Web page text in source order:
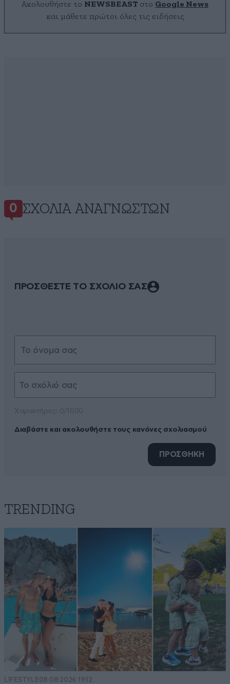
Ακολουθήστε το NEWSBEAST στο Google News
και μάθετε πρώτοι όλες τις ειδήσεις
0 ΣΧΌΛΙΑ ΑΝΑΓΝΩΣΤΏΝ
ΠΡΟΣΘΕΣΤΕ ΤΟ ΣΧΟΛΙΟ ΣΑΣ
Διαβάστε και ακολουθήστε τους κανόνες σχολιασμού
ΠΡΟΣΘΗΚΗ
TRENDING
LIFESTYLE08·08·2026 19:12